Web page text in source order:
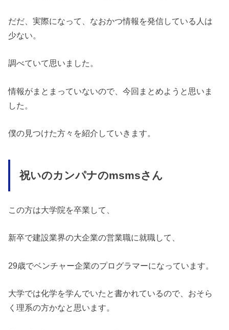
だだ、実際になって、なおかつ情報を発信している人は
少ない。
調べていて思いました。
情報がまとまっていないので、今回まとめようと思いま
した。
僕の見つけた方々を紹介していきます。
祝いのカンパナのmsmsさん
この方は大学院を卒業して、
新卒で建設業界の大企業の営業職に就職して、
29歳でベンチャー企業のプログラマーになっています。
大学では化学を学んでいたと書かれているので、おそら
く理系の方かなと思います。